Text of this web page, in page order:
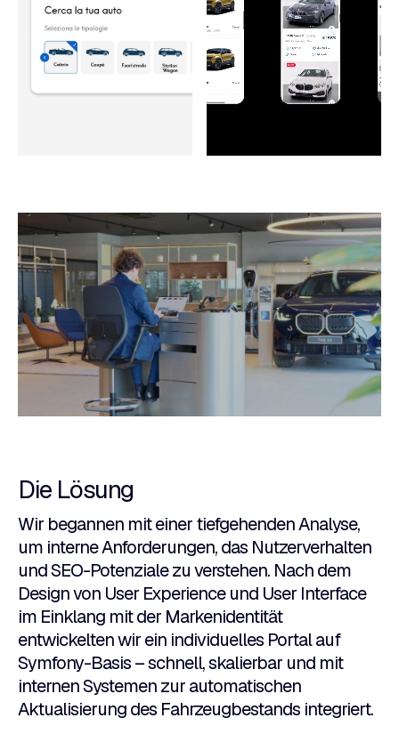
Die Lösung
Wir begannen mit einer tiefgehenden Analyse,
um interne Anforderungen, das Nutzerverhalten
und SEO-Potenziale zu verstehen. Nach dem
Design von User Experience und User Interface
im Einklang mit der Markenidentität
entwickelten wir ein individuelles Portal auf
Symfony-Basis – schnell, skalierbar und mit
internen Systemen zur automatischen
Aktualisierung des Fahrzeugbestands integriert.